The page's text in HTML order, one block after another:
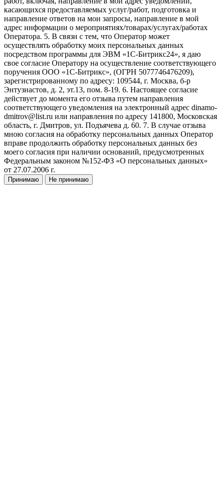
касающихся предоставляемых услуг/работ, подготовка и
направление ответов на мои запросы, направление в мой
адрес информации о мероприятиях/товарах/услугах/работах
Оператора. 5. В связи с тем, что Оператор может
осуществлять обработку моих персональных данных
посредством программы для ЭВМ «1С-Битрикс24», я даю
свое согласие Оператору на осуществление соответствующего
поручения ООО «1С-Битрикс», (ОГРН 5077746476209),
зарегистрированному по адресу: 109544, г. Москва, б-р
Энтузиастов, д. 2, эт.13, пом. 8-19. 6. Настоящее согласие
действует до момента его отзыва путем направления
соответствующего уведомления на электронный адрес dinamo-
dmitrov@list.ru или направления по адресу 141800, Московская
область, г. Дмитров, ул. Подъячева д. 60. 7. В случае отзыва
мною согласия на обработку персональных данных Оператор
вправе продолжить обработку персональных данных без
моего согласия при наличии оснований, предусмотренных
Федеральным законом №152-ФЗ «О персональных данных»
от 27.07.2006 г.
Принимаю Не принимаю